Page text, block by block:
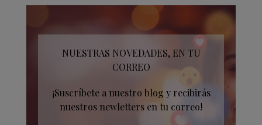
NUESTRAS NOVEDADES, EN TU
CORREO
¡Suscríbete a nuestro blog y recibirás
nuestros newletters en tu correo!